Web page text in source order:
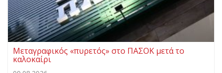
Μεταγραφικός «πυρετός» στο ΠΑΣΟΚ μετά το
καλοκαίρι